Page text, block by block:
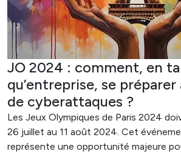
JO 2024 : comment, en
qu’entreprise, se préparer
de cyberattaques ?
Les Jeux Olympiques de Paris 2024
26 juillet au 11 août 2024. Cet
représente une opportunité majeure